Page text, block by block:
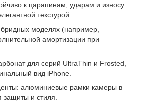
к царапинам, ударам и износу.
текстурой.
моделях (например,
амортизации при
для серий UltraThin и Frosted,
вид iPhone.
алюминиевые рамки камеры в
защиты и стиля.